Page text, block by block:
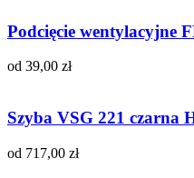
Podcięcie wentylacyjne
od 39,00 zł
Szyba VSG 221 czarna
od 717,00 zł